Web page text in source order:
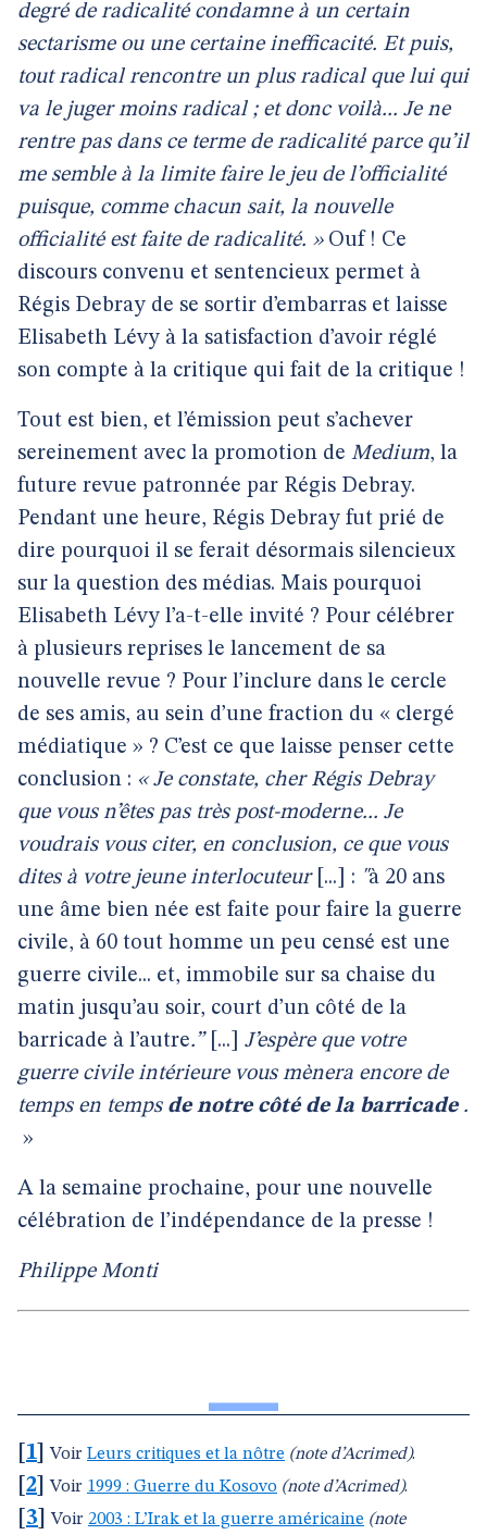
degré de radicalité condamne à un certain
sectarisme ou une certaine inefficacité. Et puis,
tout radical rencontre un plus radical que lui qui
va le juger moins radical ; et donc voilà... Je ne
rentre pas dans ce terme de radicalité parce qu’il
me semble à la limite faire le jeu de l’officialité
puisque, comme chacun sait, la nouvelle
officialité est faite de radicalité. »Ouf ! Ce
discours convenu et sentencieux permet à
Régis Debray de se sortir d’embarras et laisse
Elisabeth Lévy à la satisfaction d’avoir réglé
son compte à la critique qui fait de la critique !
Tout est bien, et l’émission peut s’achever
sereinement avec la promotion de Medium, la
future revue patronnée par Régis Debray.
Pendant une heure, Régis Debray fut prié de
dire pourquoi il se ferait désormais silencieux
sur la question des médias. Mais pourquoi
Elisabeth Lévy l’a-t-elle invité ? Pour célébrer
à plusieurs reprises le lancement de sa
nouvelle revue ? Pour l’inclure dans le cercle
de ses amis, au sein d’une fraction du « clergé
médiatique » ? C’est ce que laisse penser cette
conclusion : « Je constate, cher Régis Debray
que vous n’êtes pas très post-moderne... Je
voudrais vous citer, en conclusion, ce que vous
dites à votre jeune interlocuteur [...] : "à 20 ans
une âme bien née est faite pour faire la guerre
civile, à 60 tout homme un peu censé est une
guerre civile... et, immobile sur sa chaise du
matin jusqu’au soir, court d’un côté de la
barricade à l’autre.”[...]
J’espère que votre
guerre civile intérieure vous mènera encore de
temps en temps de notre côté de la barricade .
»
A la semaine prochaine, pour une nouvelle
célébration de l’indépendance de la presse !
Philippe Monti
1 ]Voir Leurs critiques et la nôtre (note d’Acrimed).
2 ]Voir 1999 : Guerre du Kosovo (note d’Acrimed).
3 ]Voir 2003 : L’Irak et la guerre américaine (note